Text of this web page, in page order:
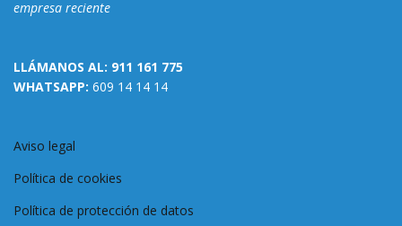
empresa reciente
LLÁMANOS AL: 911 161 775
WHATSAPP: 609 14 14 14
Aviso legal
Política de cookies
Política de protección de datos